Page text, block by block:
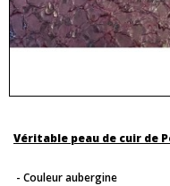
Véritable peau de cuir de
- Couleur aubergine